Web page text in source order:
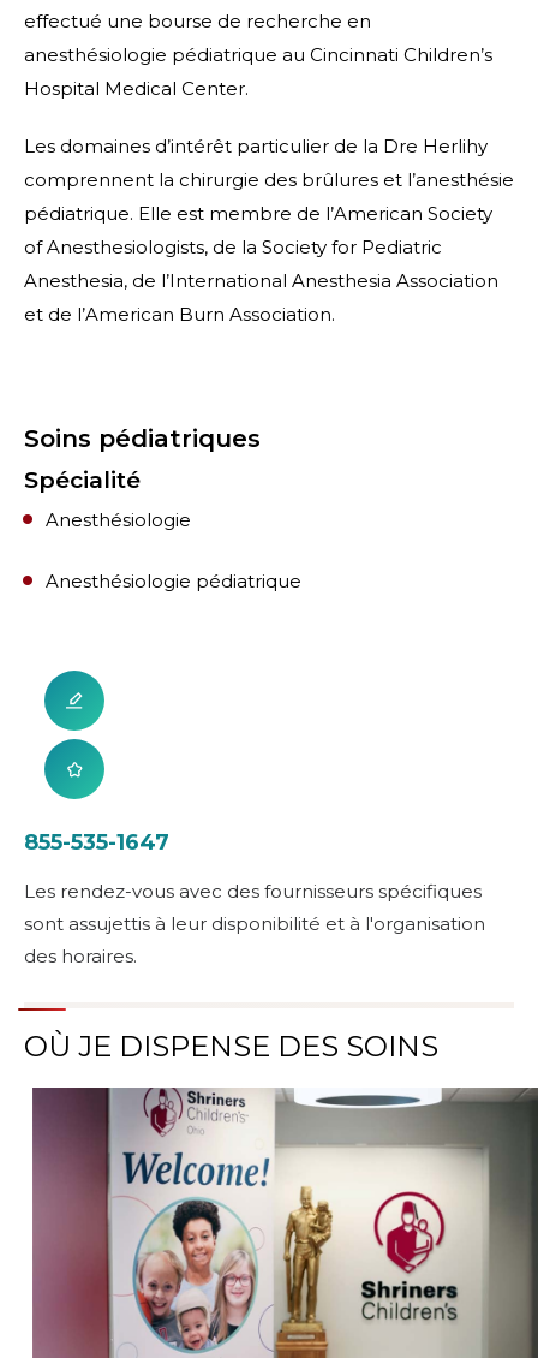
effectué une bourse de recherche en
anesthésiologie pédiatrique au Cincinnati Children’s
Hospital Medical Center.
Les domaines d’intérêt particulier de la Dre Herlihy
comprennent la chirurgie des brûlures et l’anesthésie
pédiatrique. Elle est membre de l’American Society
of Anesthesiologists, de la Society for Pediatric
Anesthesia, de l’International Anesthesia Association
et de l’American Burn Association.
Soins pédiatriques
Spécialité
Anesthésiologie
Anesthésiologie pédiatrique
855-535-1647
Les rendez-vous avec des fournisseurs spécifiques
sont assujettis à leur disponibilité et à l'organisation
des horaires.
OÙ JE DISPENSE DES SOINS